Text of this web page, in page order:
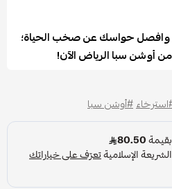
وافصل حواسك عن صخب الحياة؛
أوشن سبا الرياض الآن!
#أوشن سبا